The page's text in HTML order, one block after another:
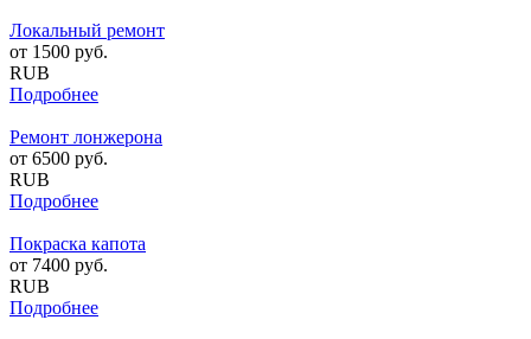
Локальный ремонт
от 1500 руб.
RUB
Подробнее
Ремонт лонжерона
от 6500 руб.
RUB
Подробнее
Покраска капота
от 7400 руб.
RUB
Подробнее